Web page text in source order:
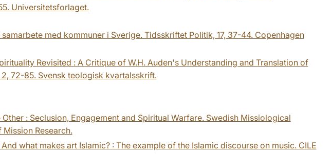
Universitetsforlaget.
med kommuner i Sverige. Tidsskriftet Politik, 17, 37-44. Copenhagen
Revisited : A Critique of W.H. Auden's Understanding and Translation of
72-85. Svensk teologisk kvartalsskrift.
: Seclusion, Engagement and Spiritual Warfare. Swedish Missiological
Mission Research.
what makes art Islamic? : The example of the Islamic discourse on music. CILE